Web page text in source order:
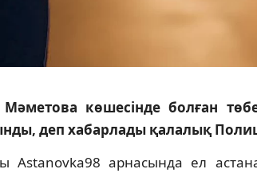
Мәметова көшесінде болған
деп хабарлады қалалық
Astanovka98 арнасында ел